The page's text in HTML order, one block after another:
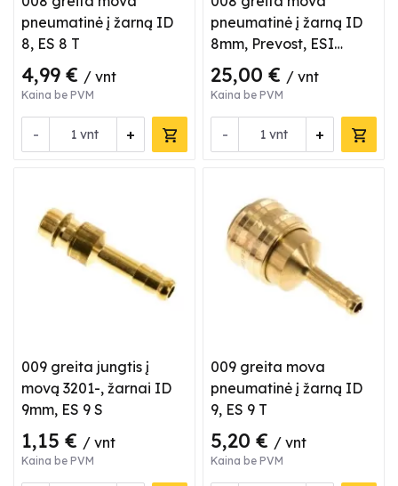
pneumatinė į žarną ID
8, ES 8 T
4,99 € / vnt
Kaina be PVM
- +
vnt
pneumatinė į žarną ID
8mm, Prevost, ESI
071808
25,00 € / vnt
Kaina be PVM
- +
vnt
009 greita jungtis į
movą 3201-, žarnai ID
9mm, ES 9 S
1,15 € / vnt
Kaina be PVM
009 greita mova
pneumatinė į žarną ID
9, ES 9 T
5,20 € / vnt
Kaina be PVM